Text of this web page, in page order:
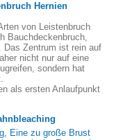
Hernien
von Leistenbruch
Bauchdeckenbruch,
Das Zentrum ist rein auf
nicht nur auf eine
sondern hat
als ersten Anlaufpunkt
Eine zu große Brust